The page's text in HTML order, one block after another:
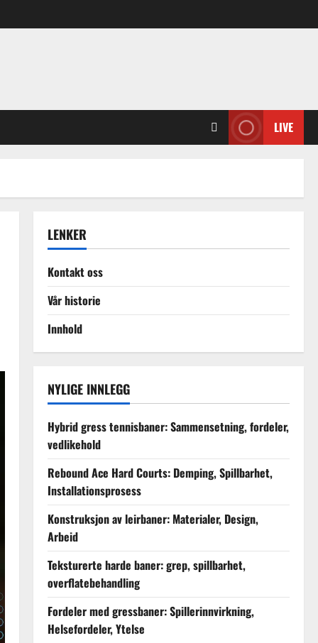
LIVE
LENKER
Kontakt oss
Vår historie
Innhold
NYLIGE INNLEGG
Hybrid gress tennisbaner: Sammensetning, fordeler,
vedlikehold
Rebound Ace Hard Courts: Demping, Spillbarhet,
Installationsprosess
Konstruksjon av leirbaner: Materialer, Design,
Arbeid
Teksturerte harde baner: grep, spillbarhet,
overflatebehandling
Fordeler med gressbaner: Spillerinnvirkning,
Helsefordeler, Ytelse